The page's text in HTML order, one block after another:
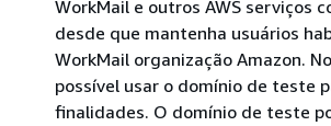
WorkMail e outros AWS serviços
desde que mantenha usuários
WorkMail organização Amazon.
possível usar o domínio de teste
finalidades. O domínio de teste